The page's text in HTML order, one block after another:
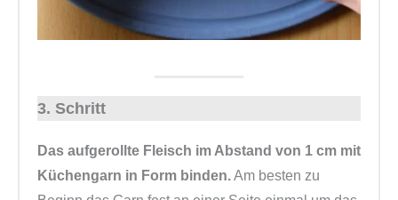
3. Schritt
Das aufgerollte Fleisch im Abstand von 1 cm mit
Küchengarn in Form binden.Am besten zu